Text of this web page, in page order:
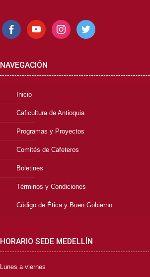
facebookyoutube instagramtwitter
NAVEGACIÓN
Inicio
Caficultura de Antioquia
Programas y Proyectos
Comités de Cafeteros
Boletines
Términos y Condiciones
Código de Ética y Buen Gobierno
HORARIO SEDE MEDELLÍN
Lunes a viernes